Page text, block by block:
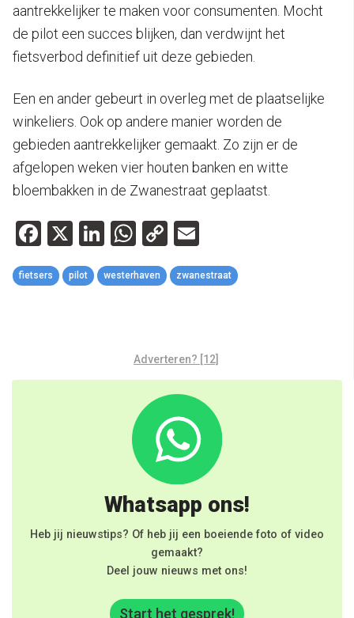
aantrekkelijker te maken voor consumenten. Mocht
de pilot een succes blijken, dan verdwijnt het
fietsverbod definitief uit deze gebieden.
Een en ander gebeurt in overleg met de plaatselijke
winkeliers. Ook op andere manier worden de
gebieden aantrekkelijker gemaakt. Zo zijn er de
afgelopen weken vier houten banken en witte
bloembakken in de Zwanestraat geplaatst.
Facebook
X LinkedIn
WhatsApp
Copy
Link
fietsers pilot westerhaven zwanestraat
Adverteren? [12]
Whatsapp ons!
Heb jij nieuwstips? Of heb jij een boeiende foto of video
gemaakt?
Deel jouw nieuws met ons!
Start het gesprek!